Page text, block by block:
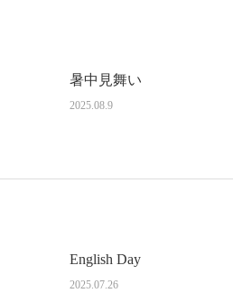
暑中見舞い
2025.08.9
English Day
2025.07.26